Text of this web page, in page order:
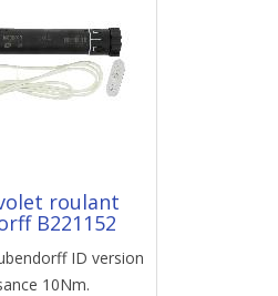
roulant
B221152
ID version
10Nm.